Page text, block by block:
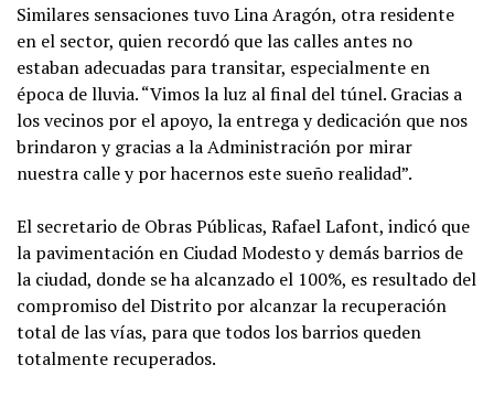
Similares sensaciones tuvo Lina Aragón, otra residente
en el sector, quien recordó que las calles antes no
estaban adecuadas para transitar, especialmente en
época de lluvia. “Vimos la luz al final del túnel. Gracias a
los vecinos por el apoyo, la entrega y dedicación que nos
brindaron y gracias a la Administración por mirar
nuestra calle y por hacernos este sueño realidad”.
El secretario de Obras Públicas, Rafael Lafont, indicó que
la pavimentación en Ciudad Modesto y demás barrios de
la ciudad, donde se ha alcanzado el 100%, es resultado del
compromiso del Distrito por alcanzar la recuperación
total de las vías, para que todos los barrios queden
totalmente recuperados.